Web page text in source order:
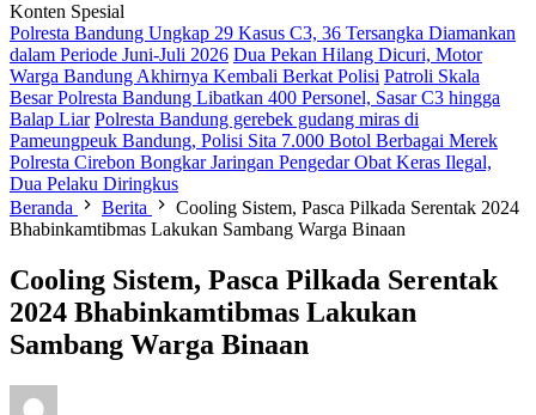
Konten Spesial
Polresta Bandung Ungkap 29 Kasus C3, 36 Tersangka Diamankan
dalam Periode Juni-Juli 2026 Dua Pekan Hilang Dicuri, Motor
Warga Bandung Akhirnya Kembali Berkat Polisi Patroli Skala
Besar Polresta Bandung Libatkan 400 Personel, Sasar C3 hingga
Balap Liar Polresta Bandung gerebek gudang miras di
Pameungpeuk Bandung, Polisi Sita 7.000 Botol Berbagai Merek
Polresta Cirebon Bongkar Jaringan Pengedar Obat Keras Ilegal,
Dua Pelaku Diringkus
Beranda
Berita
Cooling Sistem, Pasca Pilkada Serentak 2024
Bhabinkamtibmas Lakukan Sambang Warga Binaan
Cooling Sistem, Pasca Pilkada Serentak
2024 Bhabinkamtibmas Lakukan
Sambang Warga Binaan